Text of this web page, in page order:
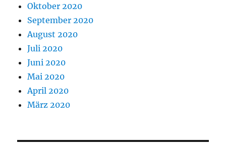
Oktober 2020
September 2020
August 2020
Juli 2020
Juni 2020
Mai 2020
April 2020
März 2020